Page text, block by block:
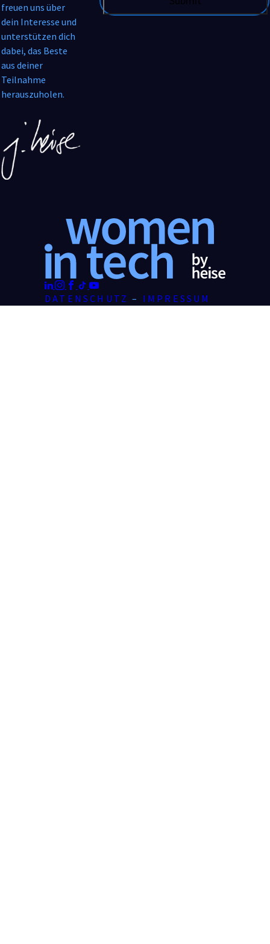
freuen uns über
dein Interesse und
unterstützen dich
dabei, das Beste
aus deiner
Teilnahme
herauszuholen.
DATENSCHUTZ – IMPRESSUM